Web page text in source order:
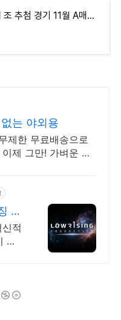
쿠팡플레이, 월드컵 조 추첨 경기 11월 A매치 2연전 생중계 대한민국 vs 볼리비아·가나
는 야외용
제한 무료배송으로
제 그만! 가벼운 미
AI
적
프